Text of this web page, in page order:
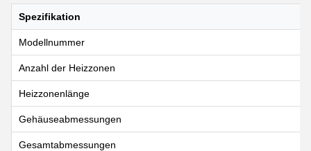
Spezifikation
Modellnummer
Anzahl der Heizzonen
Heizzonenlänge
Gehäuseabmessungen
Gesamtabmessungen